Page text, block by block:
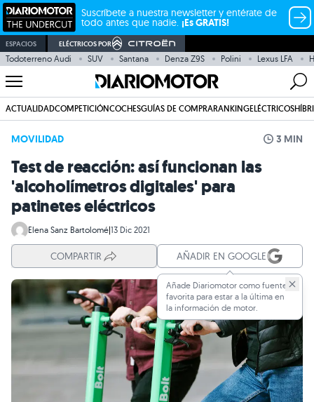
Suscríbete a nuestra newsletter y entérate de
todo antes que nadie. ¡Es GRATIS!
ESPACIOS ELÉCTRICOS POR
Todoterreno Audi SUV Santana Denza Z9S Polini Lexus LFA
ACTUALIDADCOMPETICIÓNCOCHESGUÍAS DE COMPRARANKINGELÉCTRICOS
MOVILIDAD 3 MIN
Test de reacción: así funcionan las
'alcoholímetros digitales' para
patinetes eléctricos
Elena Sanz Bartolomé|13 Dic 2021
COMPARTIR AÑADIR EN GOOGLE
Añade Diariomotor como fuente
favorita para estar a la última en
la información de motor.